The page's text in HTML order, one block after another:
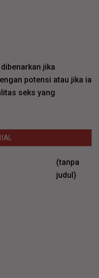
jika
potensi atau jika ia
seks yang
(tanpa
judul)